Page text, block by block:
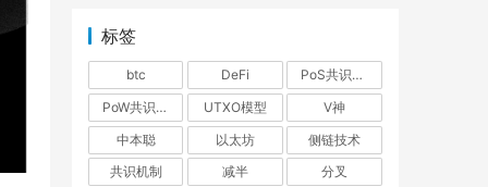
标签
btc DeFi
PoS共识机制
PoW共识机制
UTXO模型
V神
中本聪
以太坊
侧链技术
共识机制
减半
分叉